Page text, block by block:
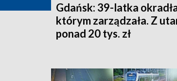
Gdańsk: 39-latka
którym zarządzała. Z
ponad 20 tys. zł